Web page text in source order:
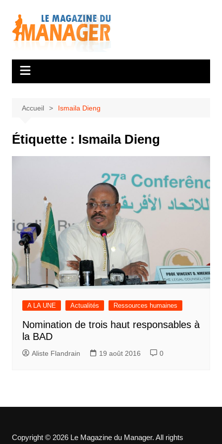
contenu
Accueil Ismaila Dieng
Étiquette : Ismaila Dieng
A LA UNE Actualités Ressources humaines
Nomination de trois haut responsables à
la BAD
Aliste Flandrain 19 août 2016 0
Copyright © 2026 Le Magazine du Manager. All rights